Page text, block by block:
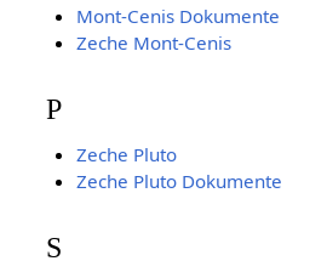
Mont-Cenis Dokumente
Zeche Mont-Cenis
P
Zeche Pluto
Zeche Pluto Dokumente
S